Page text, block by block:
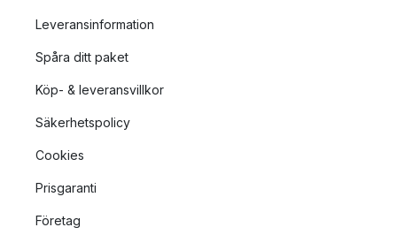
Leveransinformation
Spåra ditt paket
Köp- & leveransvillkor
Säkerhetspolicy
Cookies
Prisgaranti
Företag